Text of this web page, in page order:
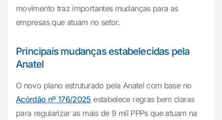
movimento traz importantes mudanças para as
empresas que atuam no setor.
Principais mudanças estabelecidas pela
Anatel
O novo plano estruturado pela Anatel com base no
Acórdão nº 176/2025 estabelece regras bem claras
para regularizar as mais de 9 mil PPPs que atuam na